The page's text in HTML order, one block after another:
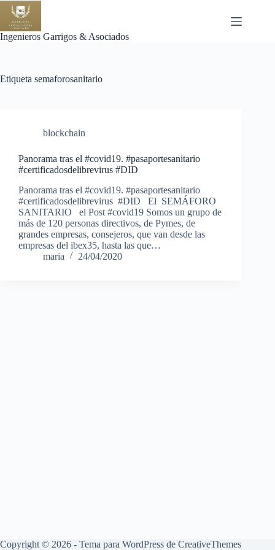
Saltar
contenido
Ingenieros Garrigos & Asociados
Etiqueta semaforosanitario
blockchain
Panorama tras el #covid19. #pasaportesanitario
#certificadosdelibrevirus #DID
Panorama tras el #covid19. #pasaportesanitario
#certificadosdelibrevirus #DID El SEMÁFORO
SANITARIO el Post #covid19 Somos un grupo de
más de 120 personas directivos, de Pymes, de
grandes empresas, consejeros, que van desde las
empresas del ibex35, hasta las que…
maria
24/04/2020
Copyright © 2026 - Tema para WordPress de CreativeThemes